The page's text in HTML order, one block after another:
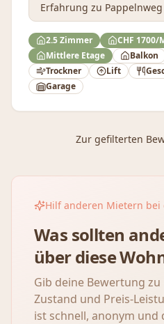
Erfahrung zu
2.5 Zimmer CHF 1700/
Mittlere Etage
Balkon
Trockner
Lift
Garage
Zur gefilterten
Hilf anderen Mietern bei
Was sollten
über diese
Gib deine Bewertung
Zustand und Preis-
ist schnell, anonym und